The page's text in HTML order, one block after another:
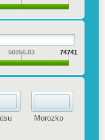
56056.83 74741
Morozko